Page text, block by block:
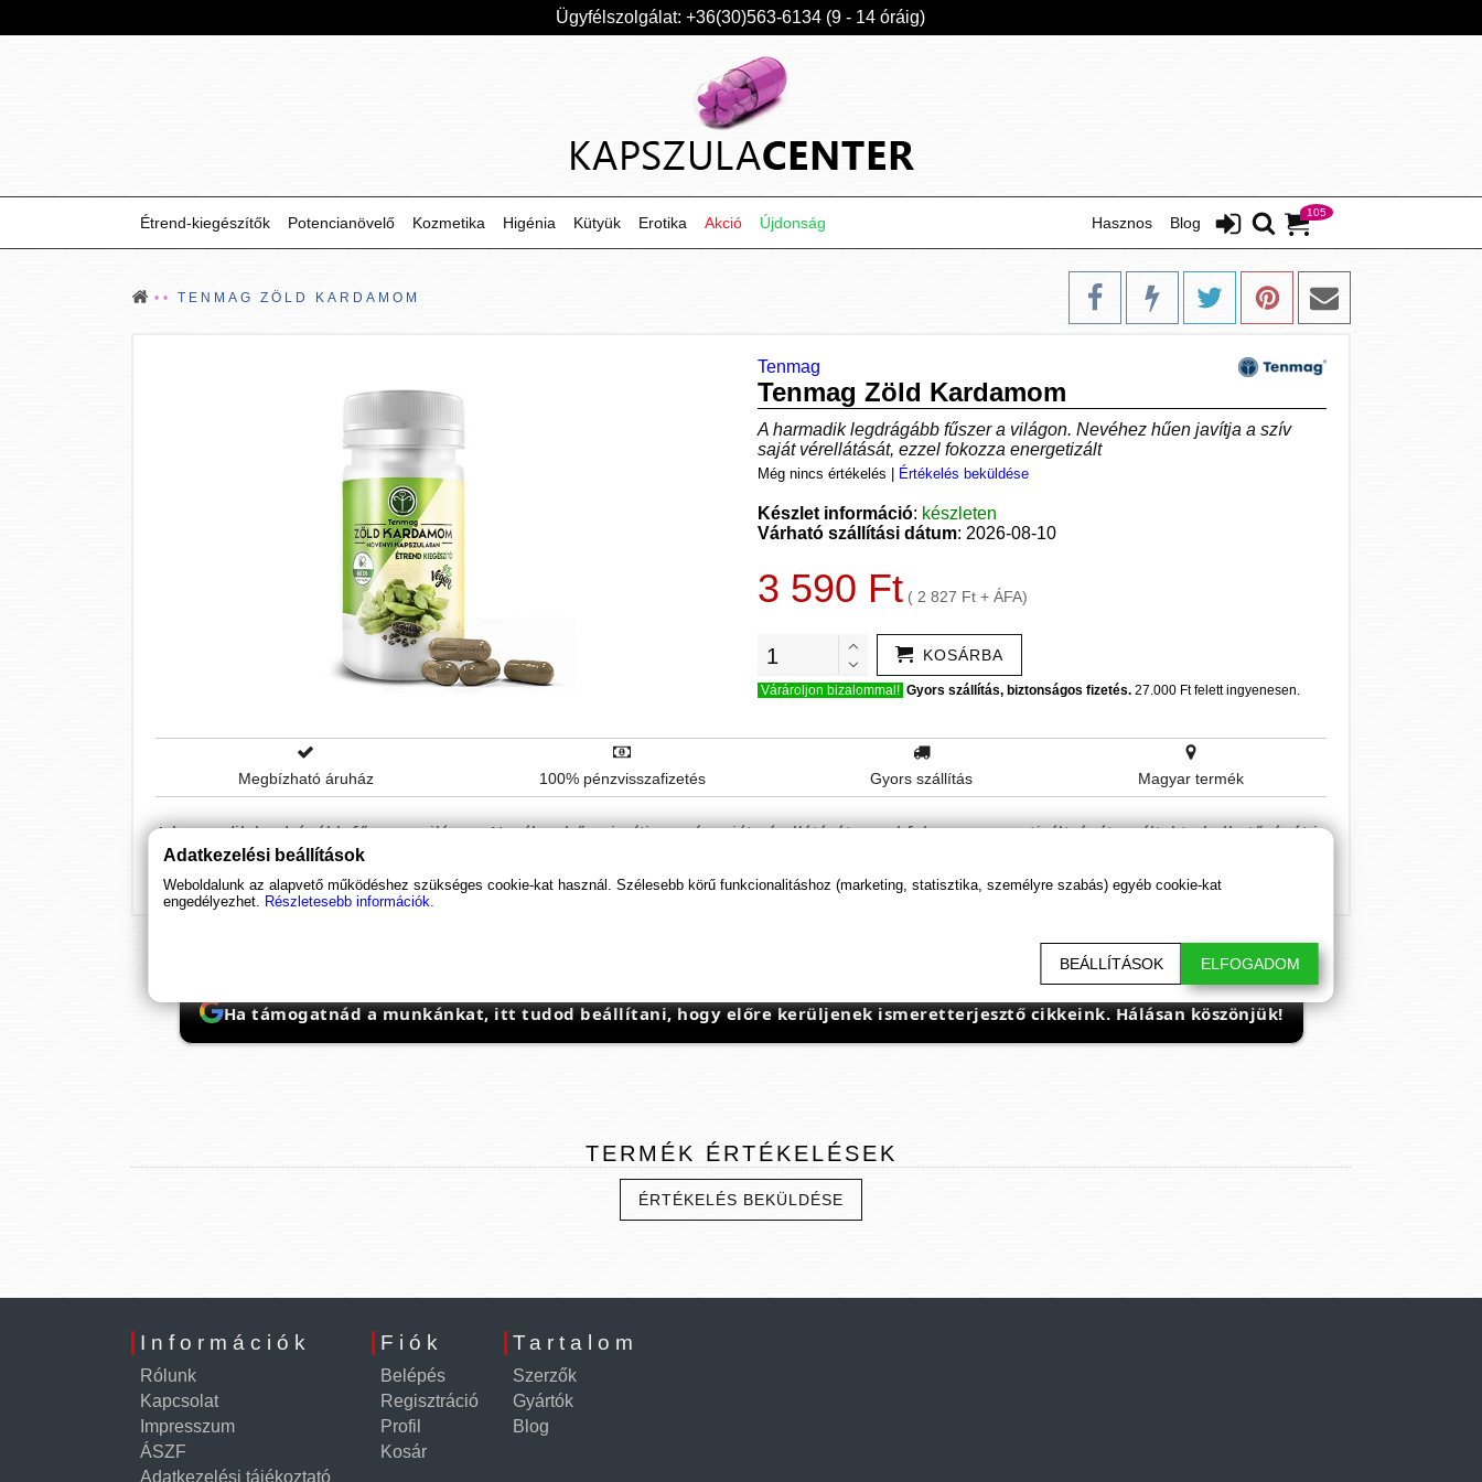
Ügyfélszolgálat: +36(30)563-6134 (9 - 14 óráig)
105
Étrend-kiegészítők Blog
Potencianövelő Hasznos
Kozmetika Higénia Kütyük Erotika Akció Újdonság
TENMAG ZÖLD KARDAMOM
Tenmag
Tenmag Zöld Kardamom
A harmadik legdrágább fűszer a világon. Nevéhez hűen javítja a szív
saját vérellátását, ezzel fokozza energetizált
Még nincs értékelés Értékelés beküldése
Készlet információ: készleten
Várható szállítási dátum: 2026-08-10
3 590 Ft ( 2 827 Ft + ÁFA)
KOSÁRBA
Várároljon bizalommal! Gyors szállítás, biztonságos fizetés. 27.000 Ft felett ingyenesen.
Megbízható áruház 100% pénzvisszafizetés Gyors szállítás Magyar termék
A harmadik legdrágább fűszer a világon. Nevéhez hűen javítja a szív saját vérellátását, ezzel fokozza energetizáltságát, ezáltal terhelhetőségét is
növeli.
Ha támogatnád a munkánkat, itt tudod beállítani, hogy előre kerüljenek ismeretterjesztő cikkeink. Hálásan köszönjük!
TERMÉK ÉRTÉKELÉSEK
ÉRTÉKELÉS BEKÜLDÉSE
Információk
Rólunk
Kapcsolat
Impresszum
ÁSZF
Adatkezelési tájékoztató
Fiók
Belépés
Regisztráció
Profil
Kosár
Tartalom
Szerzők
Gyártók
Blog
Adatkezelési beállítások
Weboldalunk az alapvető működéshez szükséges cookie-kat használ. Szélesebb körű funkcionalitáshoz (marketing, statisztika, személyre szabás) egyéb cookie-kat
engedélyezhet. Részletesebb információk.
BEÁLLÍTÁSOK ELFOGADOM